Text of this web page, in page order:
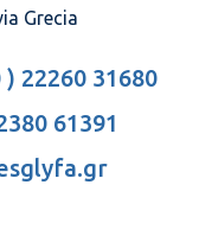
Grecia
22260 31680
61391